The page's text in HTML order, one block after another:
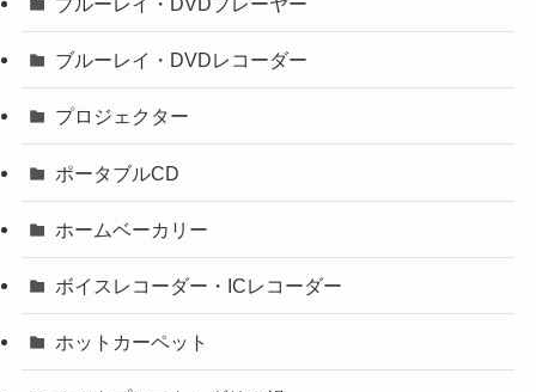
ブルーレイ・DVDレコーダー
プロジェクター
ポータブルCD
ホームベーカリー
ボイスレコーダー・ICレコーダー
ホットカーペット